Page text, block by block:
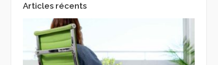
Articles récents